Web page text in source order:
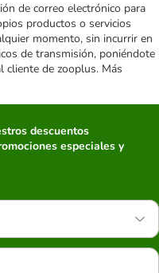
de correo electrónico para
productos o servicios
momento, sin incurrir en
de transmisión, poniéndote
cliente de zooplus. Más
descuentos
especiales y